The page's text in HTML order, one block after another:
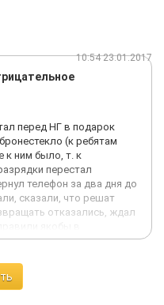
10:54 23.01.2017
перед НГ в подарок
(к ребятам
к ним было, т. к
перестал
телефон за два дня до
сказали, что решат
отказались, ждал
якобы в
знаю, хотя могли решить
(новый?!?!), не
в коробке от